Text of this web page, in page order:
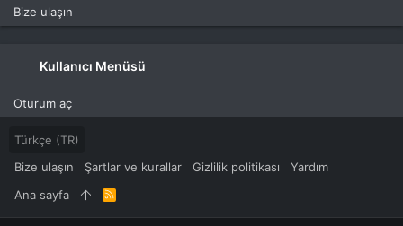
Bize ulaşın
Kullanıcı Menüsü
Oturum aç
Türkçe (TR)
Bize ulaşın
Şartlar ve kurallar Gizlilik politikası
Yardım
Ana sayfa
R
S